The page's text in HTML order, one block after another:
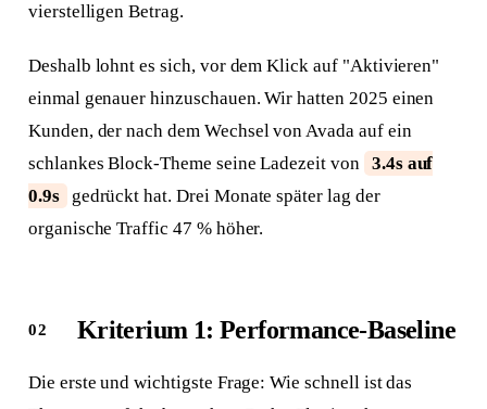
vierstelligen Betrag.
Deshalb lohnt es sich, vor dem Klick auf "Aktivieren"
einmal genauer hinzuschauen. Wir hatten 2025 einen
Kunden, der nach dem Wechsel von Avada auf ein
schlankes Block-Theme seine Ladezeit von 3.4s auf
0.9s
gedrückt hat. Drei Monate später lag der
organische Traffic 47 % höher.
Kriterium 1: Performance-Baseline
Die erste und wichtigste Frage: Wie schnell ist das